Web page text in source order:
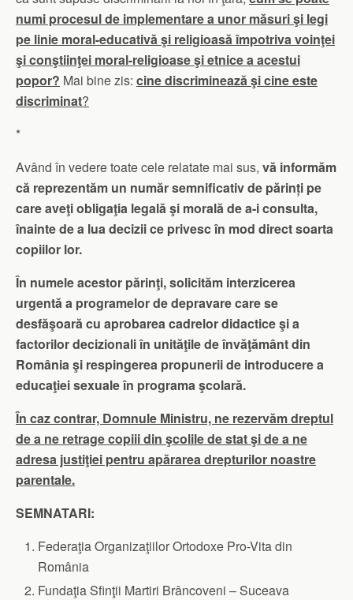
numi procesul de implementare a unor măsuri şi legi
pe linie moral-educativă şi religioasă împotriva voinţei
şi conştiinţei moral-religioase şi etnice a acestui
popor? Mai bine zis: cine discriminează şi cine este
discriminat?
*
Având în vedere toate cele relatate mai sus, vă informăm
că reprezentăm un număr semnificativ de părinți pe
care aveţi obligaţia legală şi morală de a-i consulta,
înainte de a lua decizii ce privesc în mod direct soarta
copiilor lor.
În numele acestor părinţi, solicităm interzicerea
urgentă a programelor de depravare care se
desfăşoară cu aprobarea cadrelor didactice şi a
factorilor decizionali în unităţile de învăţământ din
România şi respingerea propunerii de introducere a
educaţiei sexuale în programa şcolară.
În caz contrar, Domnule Ministru, ne rezervăm dreptul
de a ne retrage copiii din şcolile de stat şi de a ne
adresa justiţiei pentru apărarea drepturilor noastre
parentale.
SEMNATARI:
Federaţia Organizaţiilor Ortodoxe Pro-Vita din
România
Fundaţia Sfinţii Martiri Brâncoveni – Suceava